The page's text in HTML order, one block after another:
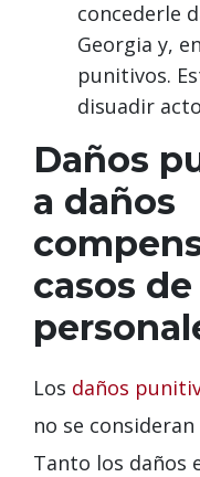
concederle
Georgia y,
punitivos.
disuadir
Daños
a daños
casos
Los daños
no se
Tanto los daños